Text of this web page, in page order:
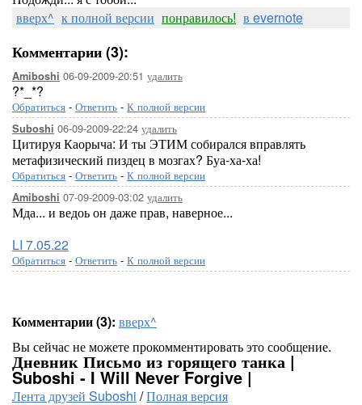
вверх^ к полной версии понравилось! в evernote
Комментарии (3):
Amiboshi 06-09-2009-20:51 удалить
?*_*?
Обратиться - Ответить - К полной версии
Suboshi 06-09-2009-22:24 удалить
Цитируя Каорыча: И ты ЭТИМ собирался вправлять
метафизический пиздец в мозгах? Буа-ха-ха!
Обратиться - Ответить - К полной версии
Amiboshi 07-09-2009-03:02 удалить
Мда... и ведоь он даже прав, наверное...
LI 7.05.22
Обратиться - Ответить - К полной версии
Комментарии (3): вверх^
Вы сейчас не можете прокомментировать это сообщение.
Дневник Письмо из горящего танка |
Suboshi - I Will Never Forgive |
Лента друзей Suboshi /Полная версия